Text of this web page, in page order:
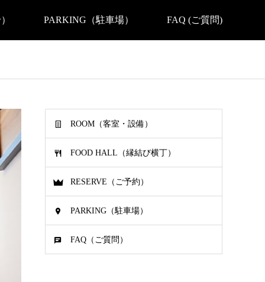
PARKING（駐車場） FAQ (ご質問)
ROOM（客室・設備）
FOOD HALL（縁結び横丁）
RESERVE（ご予約）
PARKING（駐車場）
FAQ（ご質問）